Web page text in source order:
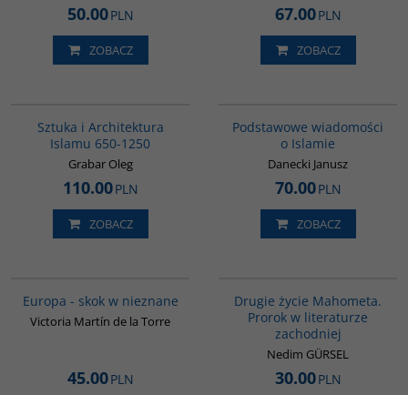
50.00PLN
ZOBACZ
67.00PLN
ZOBACZ
Sztuka i Architektura
Islamu 650-1250
Grabar Oleg
110.00PLN
ZOBACZ
Podstawowe wiadomości
o Islamie
Danecki Janusz
70.00PLN
ZOBACZ
Europa - skok w nieznane
Victoria Martín de la Torre
45.00PLN
Drugie życie Mahometa.
Prorok w literaturze
zachodniej
Nedim GÜRSEL
30.00PLN